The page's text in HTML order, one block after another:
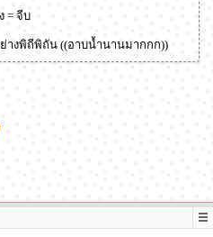
= จีบ
ย่างพิถีพิถัน ((อาบน้ำนานมากกก))